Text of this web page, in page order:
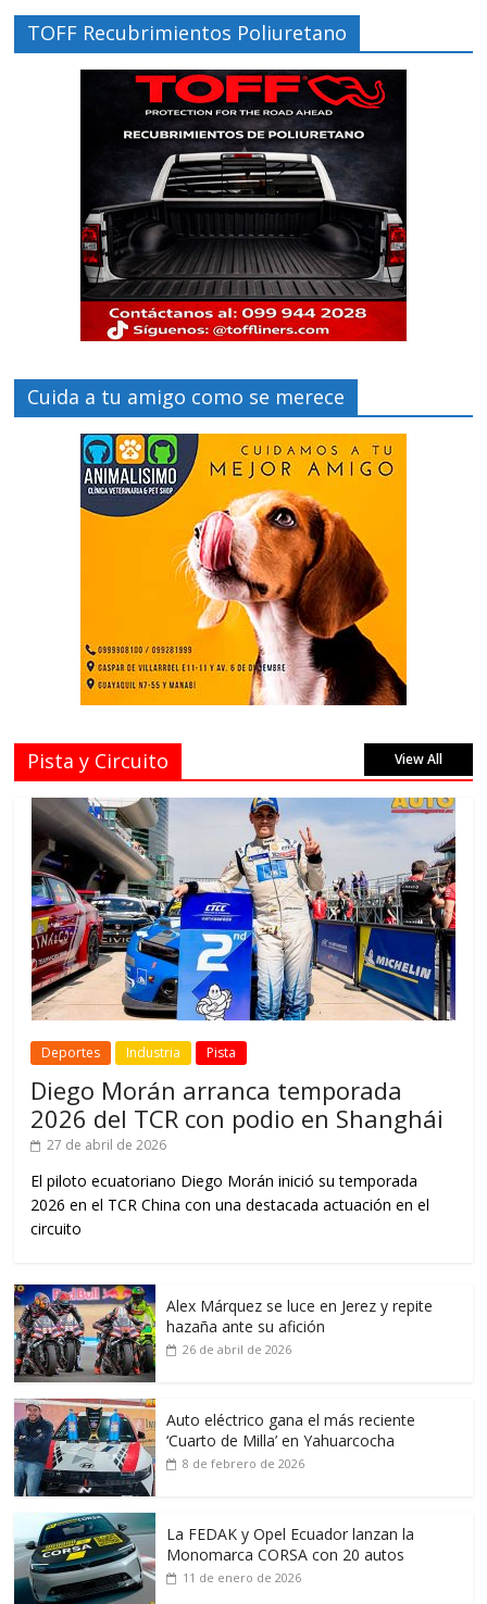
TOFF Recubrimientos Poliuretano
Cuida a tu amigo como se merece
Pista y Circuito View All
Deportes Industria Pista
Diego Morán arranca temporada
2026 del TCR con podio en Shanghái
27 de abril de 2026
El piloto ecuatoriano Diego Morán inició su temporada
2026 en el TCR China con una destacada actuación en el
circuito
Alex Márquez se luce en Jerez y repite
hazaña ante su afición
26 de abril de 2026
Auto eléctrico gana el más reciente
‘Cuarto de Milla’ en Yahuarcocha
8 de febrero de 2026
La FEDAK y Opel Ecuador lanzan la
Monomarca CORSA con 20 autos
11 de enero de 2026